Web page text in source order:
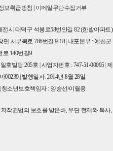
보취급방침 | 이메일무단수집거부
전시 대덕구 석봉로58번안길 82 (한밭아파트)
서부북로 786번길 9-18 | 내포본부 : 예산군
로 140번길9
호빌딩 205호 | 사업자번호 : 747-51-00095 | 제
00239 | 발행일자: 2014년 8월 28일
청소년보호책임자 : 양승선/이월용
작권법의 보호를 받은바, 무단 전재와 복사,
금합니다